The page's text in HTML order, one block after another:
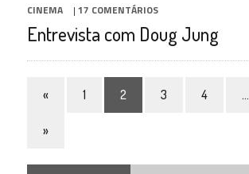
CINEMA | 17 COMENTÁRIOS
Entrevista com Doug Jung
« 1 2 3 4 …
»